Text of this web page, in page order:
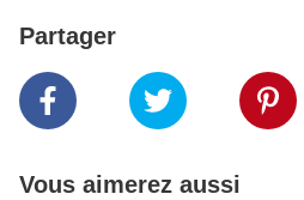
Partager
Vous aimerez aussi